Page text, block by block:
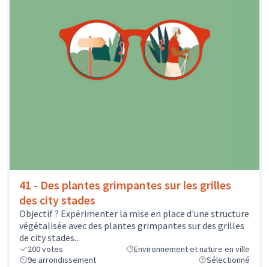
41 - Des plantes grimpantes sur les grilles
des city stades
Objectif ? Expérimenter la mise en place d'une structure
végétalisée avec des plantes grimpantes sur des grilles
de city stades...
200votes
Environnement et nature en ville
9e arrondissement
Sélectionné